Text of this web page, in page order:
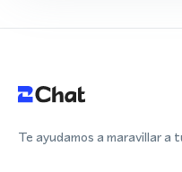
Te ayudamos a maravillar a